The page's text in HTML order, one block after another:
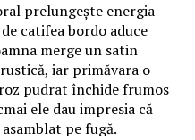
prelungește energia
catifea bordo aduce
merge un satin
iar primăvara o
pudrat închide frumos
ele dau impresia că
pe fugă.